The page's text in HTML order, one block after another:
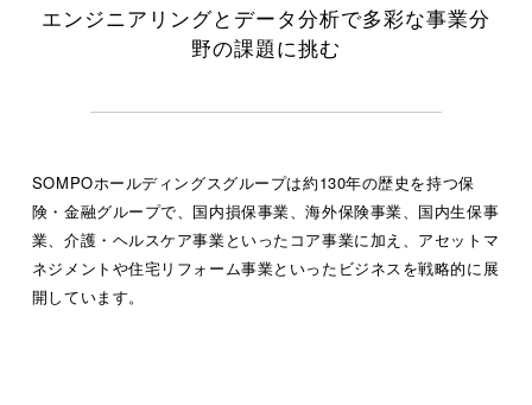
競技プログラマーへのラブレター
エンジニアリングとデータ分析で多彩な事業分
野の課題に挑む
SOMPOホールディングスグループは約130年の歴史を持つ保
険・金融グループで、国内損保事業、海外保険事業、国内生保事
業、介護・ヘルスケア事業といったコア事業に加え、アセットマ
ネジメントや住宅リフォーム事業といったビジネスを戦略的に展
開しています。